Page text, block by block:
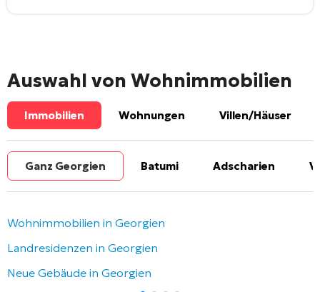
Auswahl von Wohnimmobilien
Immobilien Wohnungen Villen/Häuser
Ganz Georgien Batumi Adscharien
Wohnimmobilien in Georgien
Landresidenzen in Georgien
Neue Gebäude in Georgien